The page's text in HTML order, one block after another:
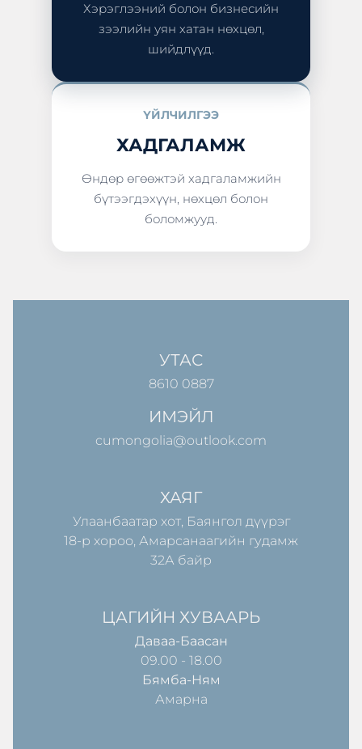
Хэрэглээний болон бизнесийн
зээлийн уян хатан нөхцөл,
шийдлүүд.
ҮЙЛЧИЛГЭЭ
ХАДГАЛАМЖ
Өндөр өгөөжтэй хадгаламжийн
бүтээгдэхүүн, нөхцөл болон
боломжууд.
УТАС
8610 0887
ИМЭЙЛ
cumongolia@outlook.com
ХАЯГ
Улаанбаатар хот, Баянгол дүүрэг
18-р хороо, Амарсанаагийн гудамж
32А байр
ЦАГИЙН ХУВААРЬ
Даваа-Баасан
09.00 - 18.00
Бямба-Ням
Амарна